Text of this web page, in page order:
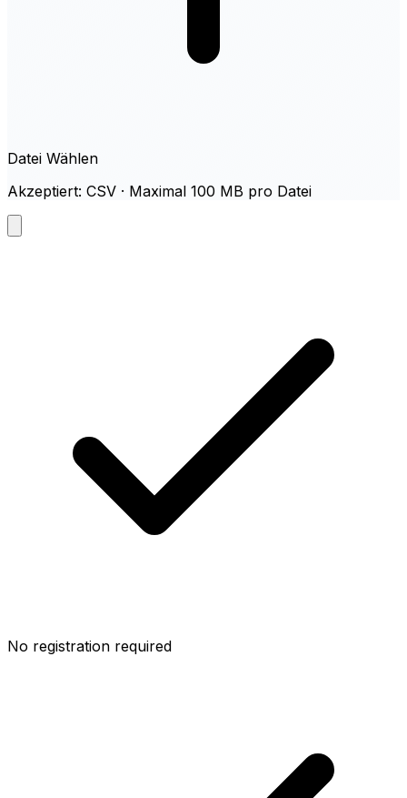
Datei Wählen
Akzeptiert: CSV · Maximal 100 MB pro Datei
No registration required